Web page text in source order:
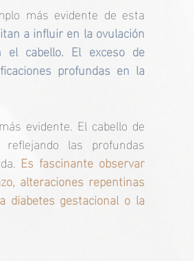
más evidente de esta
a influir en la ovulación
cabello. El exceso de
profundas en la
evidente. El cabello de
las profundas
Es fascinante observar
alteraciones repentinas
diabetes gestacional o la